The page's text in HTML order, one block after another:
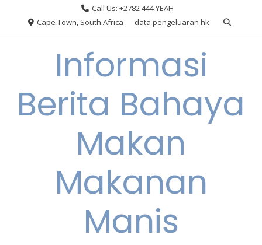
Call Us: +2782 444 YEAH
Cape Town, South Africa
data pengeluaran hk
Informasi
Berita Bahaya
Makan
Makanan
Manis